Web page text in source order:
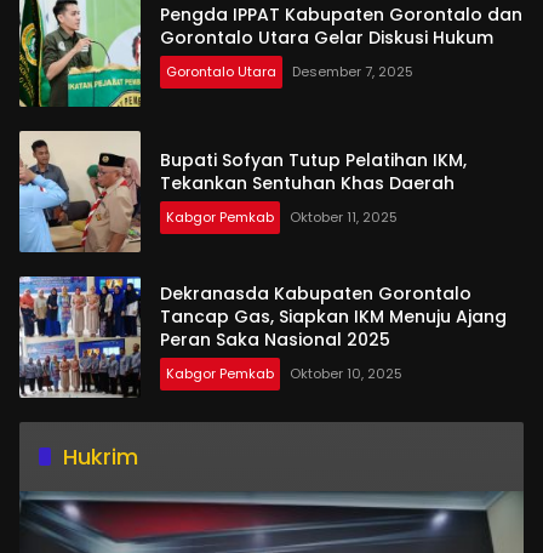
Pengda IPPAT Kabupaten Gorontalo dan
Gorontalo Utara Gelar Diskusi Hukum
Gorontalo Utara Desember 7, 2025
Bupati Sofyan Tutup Pelatihan IKM,
Tekankan Sentuhan Khas Daerah
Kabgor Pemkab Oktober 11, 2025
Dekranasda Kabupaten Gorontalo
Tancap Gas, Siapkan IKM Menuju Ajang
Peran Saka Nasional 2025
Kabgor Pemkab Oktober 10, 2025
Hukrim